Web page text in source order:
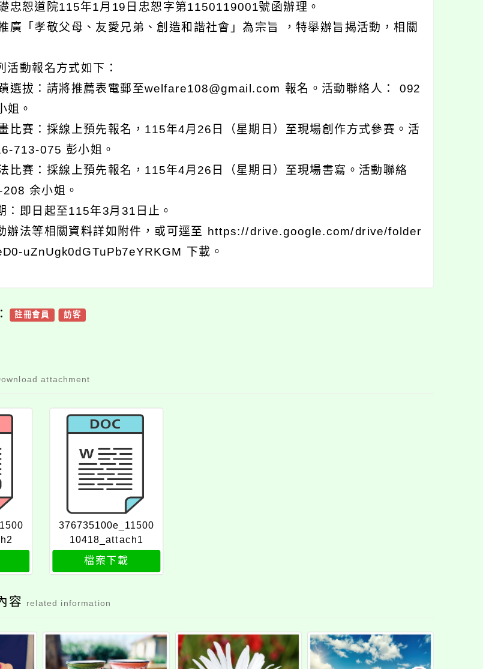
恕道院115年1月19日忠恕字第1150119001號函辦理。
「孝敬父母、友愛兄弟、創造和諧社會」為宗旨 ，特舉辦旨揭活動，相關
動報名方式如下：
拔：請將推薦表電郵至welfare108@gmail.com 報名。活動聯絡人： 092
姐。
賽：採線上預先報名，115年4月26日（星期日）至現場創作方式參賽。活
713-075 彭小姐。
賽：採線上預先報名，115年4月26日（星期日）至現場書寫。活動聯絡
余小姐。
即日起至115年3月31日止。
法等相關資料詳如附件，或可逕至 https://drive.google.com/drive/folder
uZnUgk0dGTuPb7eYRKGM 下載。
註冊會員 訪客
attachment
376735100e_11500
10418_attach1
檔案下載
容 related information